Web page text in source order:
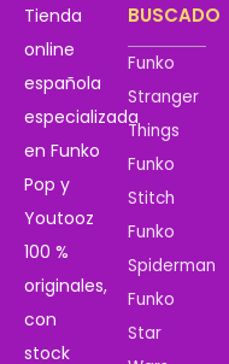
Tienda
online
española
especializada
en Funko
Pop y
Youtooz
100 %
originales,
con
stock
BUSCADO
Funko
Stranger
Things
Funko
Stitch
Funko
Spiderman
Funko
Star